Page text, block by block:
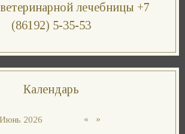
лечебницы +7
(86192) 5-35-53
Календарь
«
Июнь 2026 »